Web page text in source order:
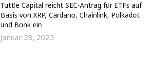
Tuttle Capital reicht SEC-Antrag für ETFs auf
Basis von XRP, Cardano, Chainlink, Polkadot
und Bonk ein
Januar 28, 2025